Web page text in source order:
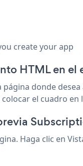
create your app
HTML en
donde
el cuadro
Haga clic en